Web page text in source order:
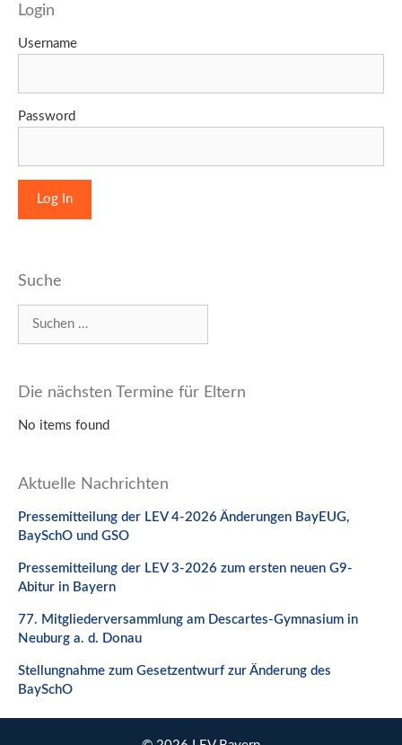
Login
Username
Password
Suche
Die nächsten Termine für Eltern
No items found
Aktuelle Nachrichten
Pressemitteilung der LEV 4-2026 Änderungen BayEUG,
BaySchO und GSO
Pressemitteilung der LEV 3-2026 zum ersten neuen G9-
Abitur in Bayern
77. Mitgliederversammlung am Descartes-Gymnasium in
Neuburg a. d. Donau
Stellungnahme zum Gesetzentwurf zur Änderung des
BaySchO